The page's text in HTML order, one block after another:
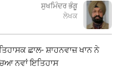
ਸੁਖਮਿੰਦਰ ਭੰਗੂ
ਲੇਖਕ
ਛਾਲ- ਸ਼ਾਹਨਵਾਜ਼ ਖਾਨ ਨੇ
ਨਵਾਂ ਇਤਿਹਾਸ